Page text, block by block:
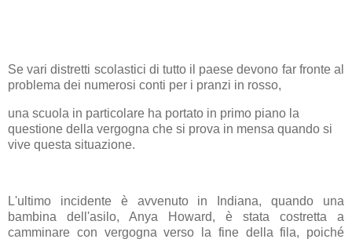
Se vari distretti scolastici di tutto il paese devono far fronte al
problema dei numerosi conti per i pranzi in rosso,
una scuola in particolare ha portato in primo piano la
questione della vergogna che si prova in mensa quando si
vive questa situazione.
L'ultimo incidente è avvenuto in Indiana, quando una
bambina dell'asilo, Anya Howard, è stata costretta a
camminare con vergogna verso la fine della fila, poiché